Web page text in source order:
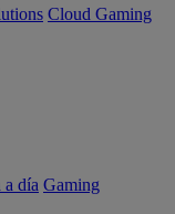
Cloud Gaming
a día Gaming